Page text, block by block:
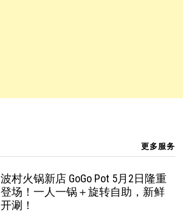
更多服务
波村火锅新店 GoGo Pot 5月2日隆重
登场！一人一锅＋旋转自助，新鲜
开涮！